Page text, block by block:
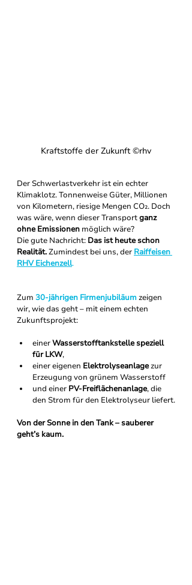
Kraftstoffe der Zukunft ©rhv
Der Schwerlastverkehr ist ein echter
Klimaklotz. Tonnenweise Güter, Millionen
von Kilometern, riesige Mengen CO₂. Doch
was wäre, wenn dieser Transport ganz
ohne Emissionen möglich wäre?
Die gute Nachricht: Das ist heute schon
Realität. Zumindest bei uns, der Raiffeisen
RHV Eichenzell.
Zum 30-jährigen Firmenjubiläum zeigen
wir, wie das geht – mit einem echten
Zukunftsprojekt:
einer Wasserstofftankstelle speziell
für LKW,
einer eigenen Elektrolyseanlage zur
Erzeugung von grünem Wasserstoff
und einer PV-Freiflächenanlage, die
den Strom für den Elektrolyseur liefert.
Von der Sonne in den Tank – sauberer
geht’s kaum.